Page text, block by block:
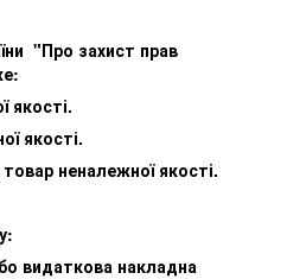
"Про захист прав
якості.
якості.
неналежної якості.
видаткова накладна